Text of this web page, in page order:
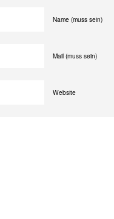
Name (muss sein)
Mail (muss sein)
Website